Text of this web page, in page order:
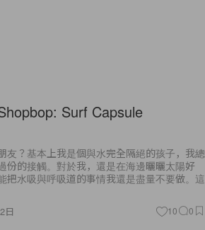
Surf Capsule
友？基本上我是個與水完全隔絕的孩子，我總
份的接觸。對於我，還是在海邊曬曬太陽好
把水吸與呼吸道的事情我還是盡量不要做。這
日 10 0